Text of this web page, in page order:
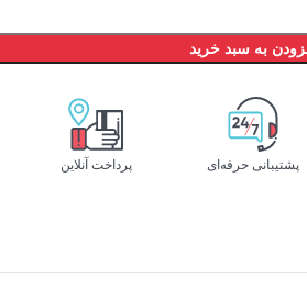
به سبد خرید
پشتیبانی حرفه‌ای پرداخت آنلاین